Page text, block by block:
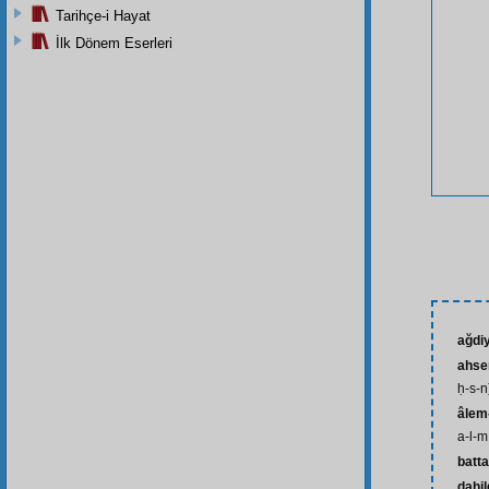
ḥ-s-
a-l-
Tarihçe-i Hayat
İlk Dönem Eserleri